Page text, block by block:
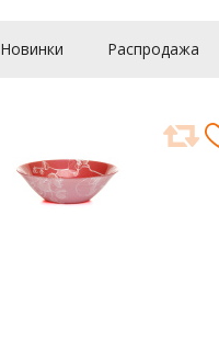
Новинки Распродажа